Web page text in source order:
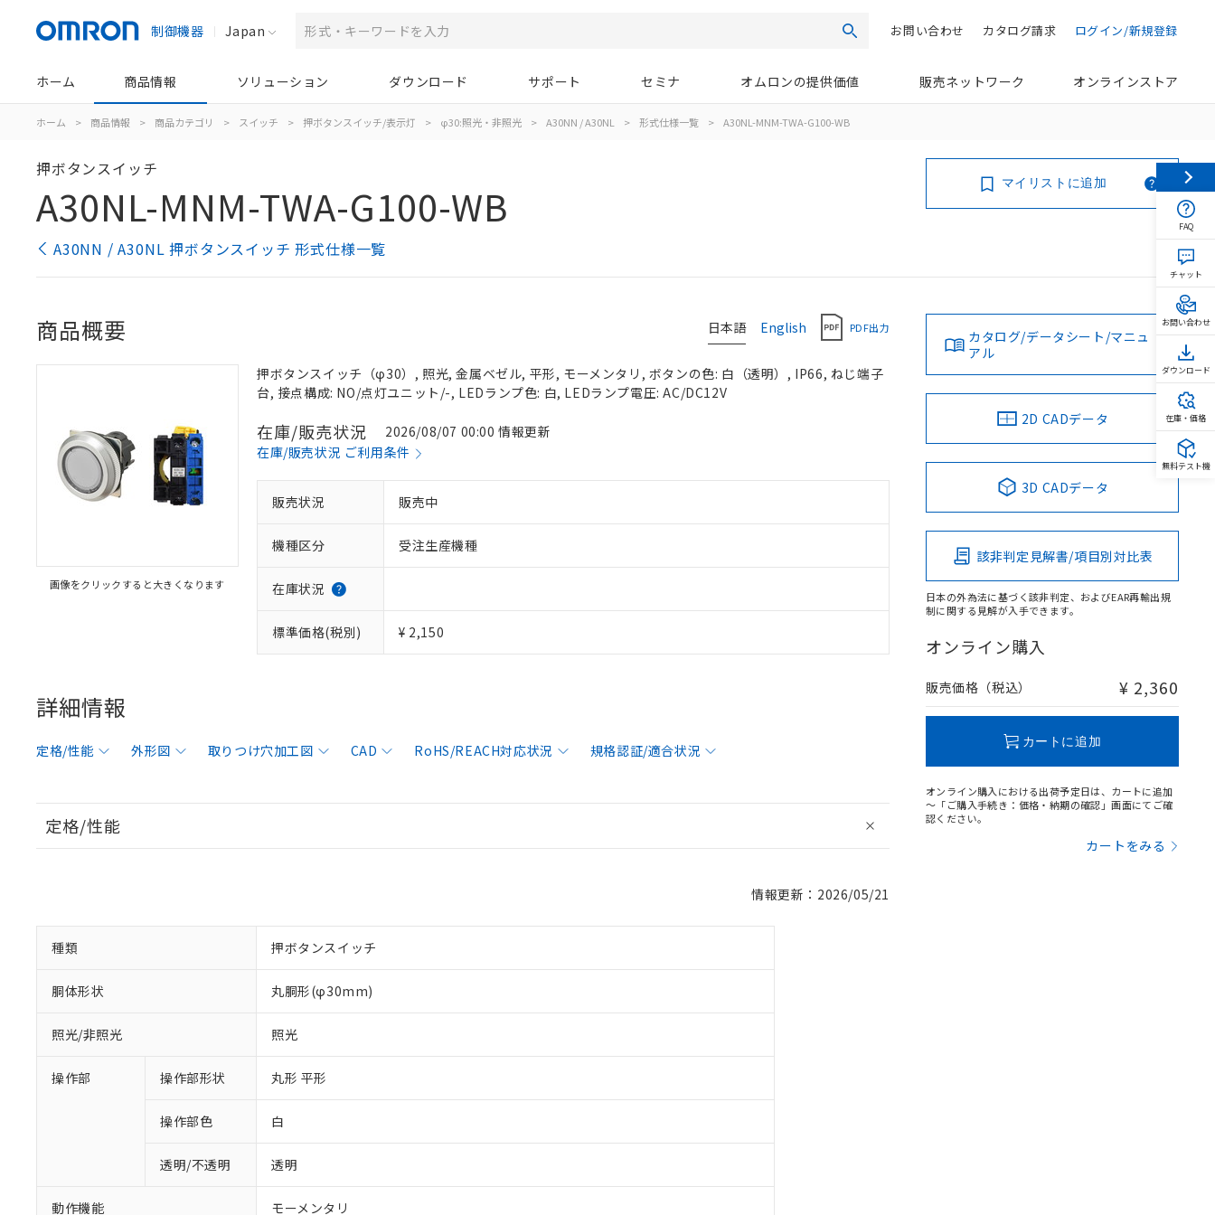
制御機器 Japan 検索 ログイン/新規登録
カタログ請求
お問い合わせ
ホーム 商品情報 ソリューション ダウンロード サポート セミナ オムロンの提供価値 販売ネットワーク オンラインストア
ホーム > 商品情報 > 商品カテゴリ > スイッチ > 押ボタンスイッチ/表示灯 > φ30:照光・非照光 > A30NN / A30NL > 形式仕様一覧 > A30NL-MNM-TWA-G100-WB
押ボタンスイッチ
A30NL-MNM-TWA-G100-WB
A30NN / A30NL 押ボタンスイッチ 形式仕様一覧
マイリストに追加
日本語 English PDF出力
商品概要
画像をクリックすると大きくなります
押ボタンスイッチ（φ30）, 照光, 金属ベゼル, 平形, モーメンタリ, ボタンの色: 白（透明）, IP66, ねじ端子
台, 接点構成: NO/点灯ユニット/-, LEDランプ色: 白, LEDランプ電圧: AC/DC12V
在庫/販売状況
2026/08/07 00:00 情報更新
在庫/販売状況 ご利用条件
販売状況 販売中
機種区分 受注生産機種
在庫状況
標準価格(税別) ¥ 2,150
詳細情報
定格/性能 外形図 取りつけ穴加工図 CAD RoHS/REACH対応状況 規格認証/適合状況
定格/性能
情報更新：2026/05/21
種類 押ボタンスイッチ
胴体形状 丸胴形(φ30mm)
照光/非照光 照光
操作部 操作部形状 丸形 平形
操作部色 白
透明/不透明 透明
動作機能 モーメンタリ
カタログ/データシート/マニュ
アル
2D CADデータ
3D CADデータ
該非判定見解書/項目別対比表
日本の外為法に基づく該非判定、およびEAR再輸出規
制に関する見解が入手できます。
オンライン購入
販売価格（税込） ¥ 2,360
カートに追加
オンライン購入における出荷予定日は、カートに追加
～「ご購入手続き：価格・納期の確認」画面にてご確
認ください。
カートをみる
FAQ
チャット
お問い合わせ
ダウンロード
在庫・価格
無料テスト機